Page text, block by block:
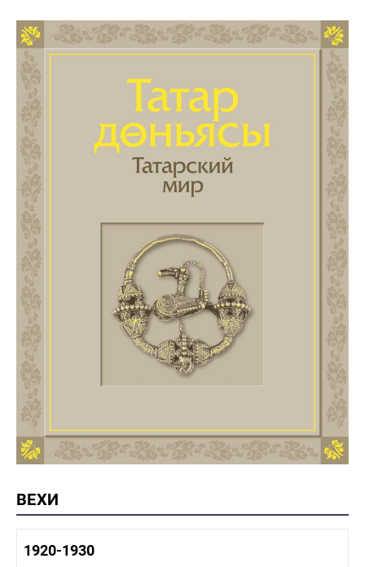
ВЕХИ
1920-1930